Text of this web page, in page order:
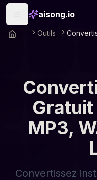
aisong.io
Outils
MP3,
Convertissez